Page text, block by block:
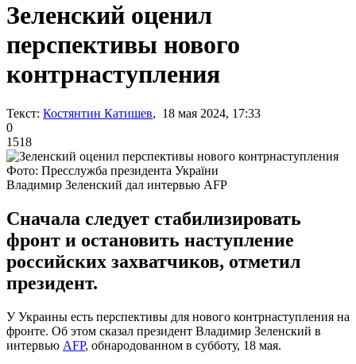
Зеленский оценил
перспективы нового
контрнаступления
Текст: Костянтин Катишев, 18 мая 2024, 17:33
0
1518
Фото: Пресслужба президента України
Владимир Зеленский дал интервью AFP
Сначала следует стабилизировать
фронт и остановить наступление
российских захватчиков, отметил
президент.
У Украины есть перспективы для нового контрнаступления на
фронте. Об этом сказал президент Владимир Зеленский в
интервью AFP, обнародованном в субботу, 18 мая.